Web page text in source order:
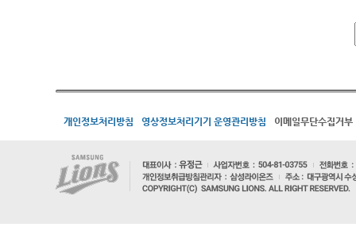
개인정보처리방침 영상정보처리기기 운영관리방침 이메일무단수집거부